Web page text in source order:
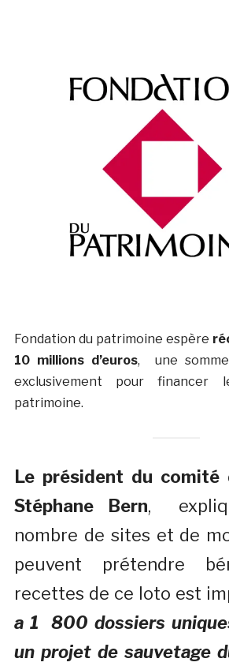
Fondation du patrimoine espère
10 millions d’euros, une
exclusivement pour financer
patrimoine.
Le président du comité
Stéphane Bern,
nombre de sites et de
peuvent prétendre
recettes de ce loto est
a 1 800 dossiers
un projet de sauvetage